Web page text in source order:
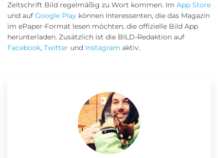
Zeitschrift Bild regelmäßig zu Wort kommen. Im App Store
und auf Google Play können Interessenten, die das Magazin
im ePaper-Format lesen möchten, die offizielle Bild App
herunterladen. Zusätzlich ist die BILD-Redaktion auf
Facebook, Twitter und Instagram aktiv.